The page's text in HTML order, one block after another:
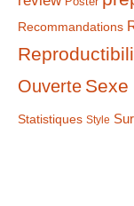
Recommandations
Ouverte Sexe
Statistiques Style